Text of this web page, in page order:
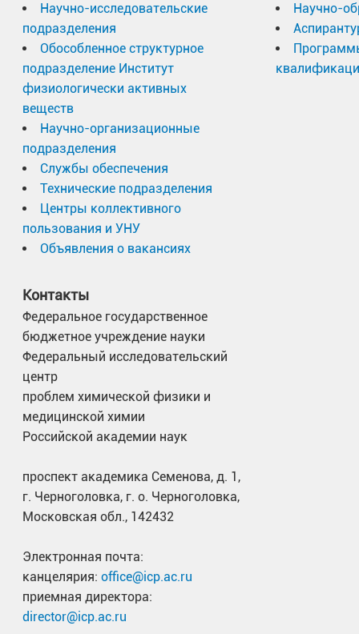
Научно-исследовательские
подразделения
Обособленное структурное
подразделение Институт
физиологически активных
веществ
Научно-организационные
подразделения
Службы обеспечения
Технические подразделения
Центры коллективного
пользования и УНУ
Объявления о вакансиях
Научно-
Контакты
Федеральное государственное
бюджетное учреждение науки
Федеральный исследовательский
центр
проблем химической физики и
медицинской химии
Российской академии наук
проспект академика Семенова, д. 1,
г. Черноголовка, г. о. Черноголовка,
Московская обл., 142432
Электронная почта:
канцелярия: office@icp.ac.ru
приемная директора:
director@icp.ac.ru